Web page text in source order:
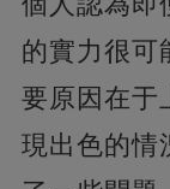
的實力很可
要原因在于
現出色的情